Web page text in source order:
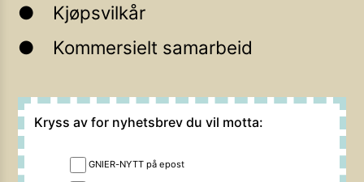
Kjøpsvilkår
Kommersielt samarbeid
Kryss av for nyhetsbrev du vil motta:
GNIER-NYTT på epost